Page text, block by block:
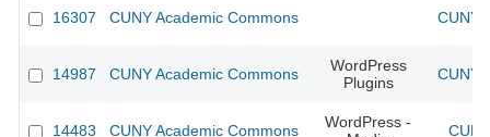
16307 CUNY Academic Commons CUNY
14987 CUNY Academic Commons
WordPress
Plugins
CUNY
14483 CUNY Academic Commons
WordPress -